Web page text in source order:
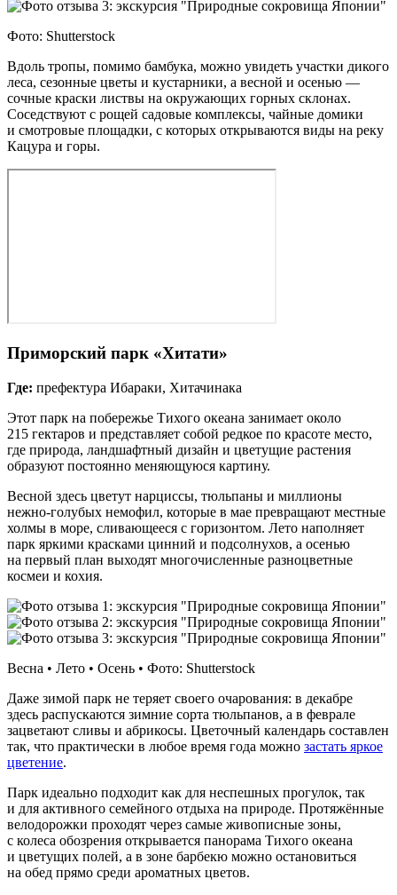
Фото: Shutterstock
Вдоль тропы, помимо бамбука, можно увидеть участки дикого
леса, сезонные цветы и кустарники, а весной и осенью —
сочные краски листвы на окружающих горных склонах.
Соседствуют с рощей садовые комплексы, чайные домики
и смотровые площадки, с которых открываются виды на реку
Кацура и горы.
Приморский парк «Хитати»
Где: префектура Ибараки, Хитачинака
Этот парк на побережье Тихого океана занимает около
215 гектаров и представляет собой редкое по красоте место,
где природа, ландшафтный дизайн и цветущие растения
образуют постоянно меняющуюся картину.
Весной здесь цветут нарциссы, тюльпаны и миллионы
нежно‑голубых немофил, которые в мае превращают местные
холмы в море, сливающееся с горизонтом. Лето наполняет
парк яркими красками цинний и подсолнухов, а осенью
на первый план выходят многочисленные разноцветные
космеи и кохия.
Весна • Лето • Осень • Фото: Shutterstock
Даже зимой парк не теряет своего очарования: в декабре
здесь распускаются зимние сорта тюльпанов, а в феврале
зацветают сливы и абрикосы. Цветочный календарь составлен
так, что практически в любое время года можно застать яркое
цветение.
Парк идеально подходит как для неспешных прогулок, так
и для активного семейного отдыха на природе. Протяжённые
велодорожки проходят через самые живописные зоны,
с колеса обозрения открывается панорама Тихого океана
и цветущих полей, а в зоне барбекю можно остановиться
на обед прямо среди ароматных цветов.